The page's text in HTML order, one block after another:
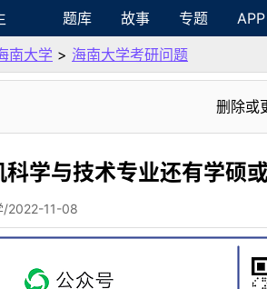
题库 故事 专题 APP
南大学 > 海南大学考研问题
删除或
科学与技术专业还有学硕
/2022-11-08